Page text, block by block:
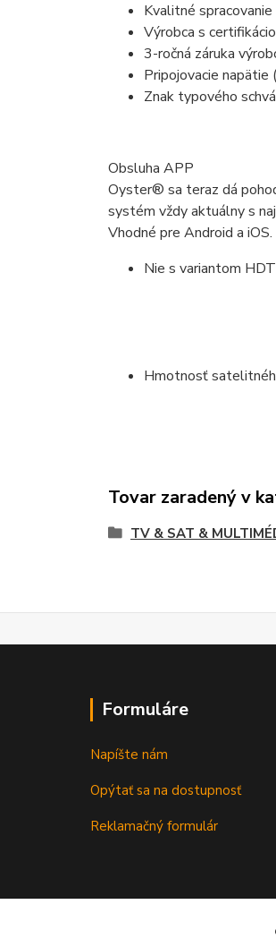
Kvalitné
Výrobca s
3-ročná záruka
Pripojovacie
Znak typového
Obsluha APP
Oyster® sa teraz dá
systém vždy aktuálny s
Vhodné pre Android a iOS.
Nie s variantom
Hmotnosť
Tovar zaradený v
TV & SAT &
Formuláre
Napíšte nám
Opýtať sa na dostupnosť
Reklamačný formulár